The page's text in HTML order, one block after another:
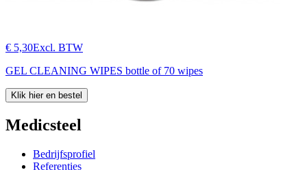
€ 5,30Excl. BTW
GEL CLEANING WIPES bottle of 70 wipes
Klik hier en bestel
Medicsteel
Bedrijfsprofiel
Referenties